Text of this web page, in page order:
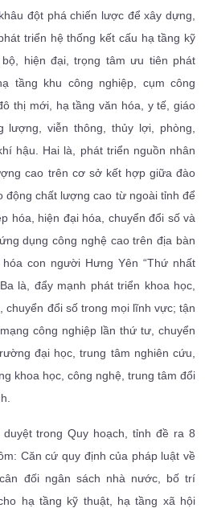
đột phá chiến lược để xây dựng,
triển hệ thống kết cấu hạ tầng kỹ
hiện đại, trọng tâm ưu tiên phát
tầng khu công nghiệp, cụm công
thị mới, hạ tầng văn hóa, y tế, giáo
lượng, viễn thông, thủy lợi, phòng,
hậu. Hai là, phát triển nguồn nhân
cao trên cơ sở kết hợp giữa đào
động chất lượng cao từ ngoài tỉnh để
hóa, hiện đại hóa, chuyển đổi số và
dụng công nghệ cao trên địa bàn
con người Hưng Yên “Thứ nhất
là, đẩy mạnh phát triển khoa học,
chuyển đổi số trong mọi lĩnh vực; tận
công nghiệp lần thứ tư, chuyển
đại học, trung tâm nghiên cứu,
khoa học, công nghệ, trung tâm đổi
trong Quy hoạch, tỉnh đề ra 8
Căn cứ quy định của pháp luật về
đối ngân sách nhà nước, bố trí
hạ tầng kỹ thuật, hạ tầng xã hội